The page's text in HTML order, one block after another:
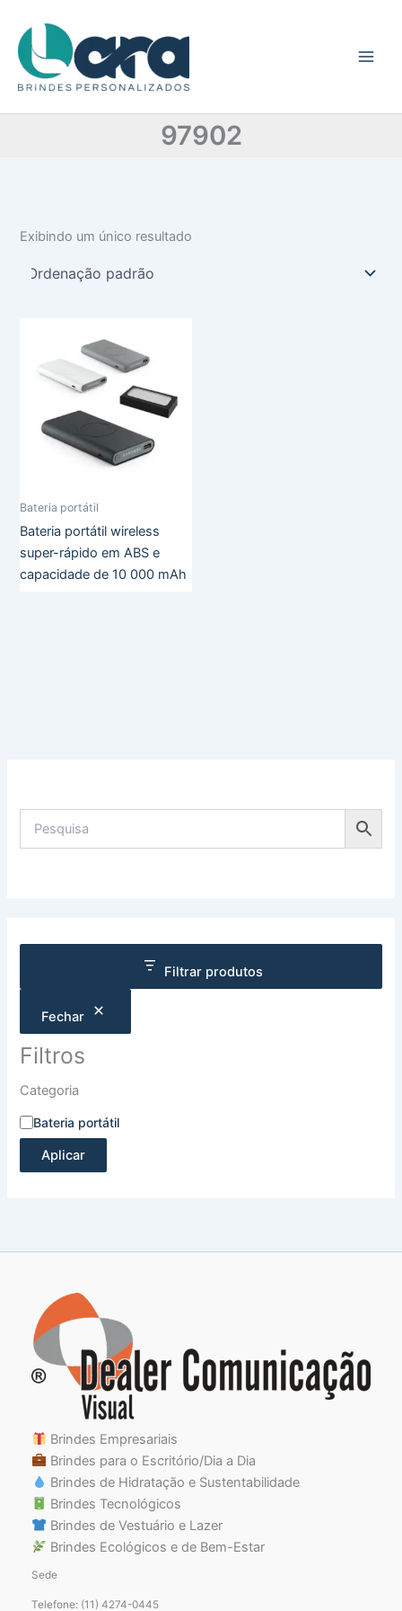
para
conteúdo
97902
Filtrar produtos
Fechar
Filtros
Categoria
t
e
r
Bateria portátil
Aplicar
Exibindo um único resultado
Bateria portátil
Bateria portátil wireless
super-rápido em ABS e
capacidade de 10 000 mAh
Brindes Empresariais
Brindes para o Escritório/Dia a Dia
Brindes de Hidratação e Sustentabilidade
Brindes Tecnológicos
Brindes de Vestuário e Lazer
Brindes Ecológicos e de Bem-Estar
Sede
Telefone: (11) 4274-0445